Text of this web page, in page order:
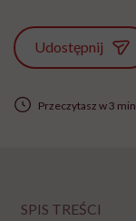
Udostępnij
Przeczytasz w 3 min
SPIS TREŚCI